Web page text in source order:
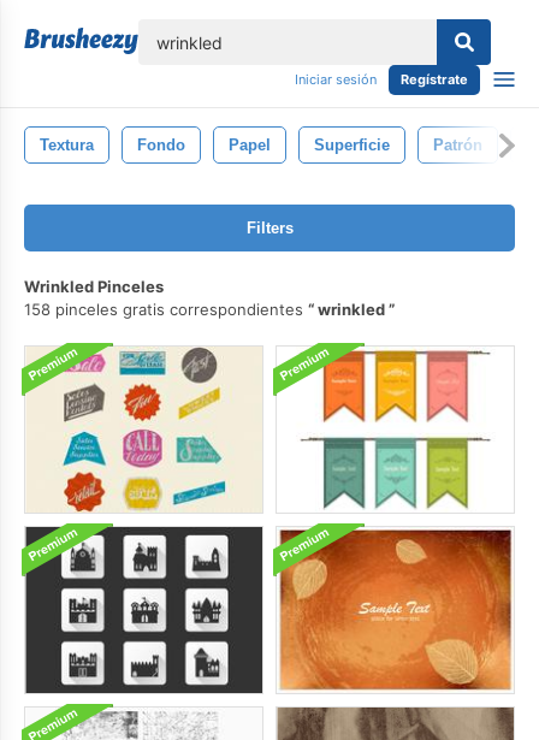
Iniciar sesión Regístrate
Textura Fondo Papel Superficie Patrón
Filters
Wrinkled Pinceles
158 pinceles gratis correspondientes
wrinkled